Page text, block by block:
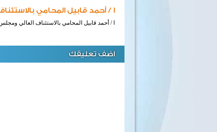
ا / أحمد قابيل المحامي
ا / أحمد قابيل المحامي بالاستئناف العالي
اضف تعليقك